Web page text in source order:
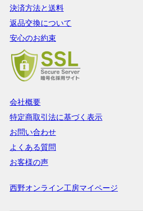
決済方法と送料
返品交換について
安心のお約束
会社概要
特定商取引法に基づく表示
お問い合わせ
よくある質問
お客様の声
西野オンライン工房マイページ